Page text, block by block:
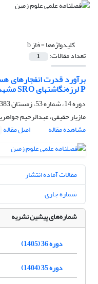
کلیدواژه‌ها =فاز b
تعداد مقالات: 1
برآورد قدرت انفجارهای
P لرزه‎‌نگاشتهای SRO مشهد
دوره 14، شماره 53، زمستان 1383، صفحه
مازیار حقیقی، عبدالرحیم
مشاهده مقاله
اصل مقاله
مقالات آماده انتشار
شماره جاری
شماره‌های پیشین نشریه
دوره 36 (1405)
دوره 35 (1404)